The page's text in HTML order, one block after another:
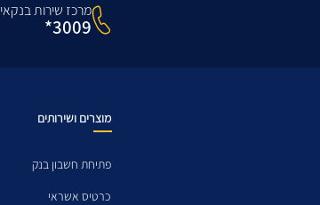
מרכז שירות בנקאי
3009*
מוצרים ושירותים
פתיחת חשבון בנק
כרטיס אשראי